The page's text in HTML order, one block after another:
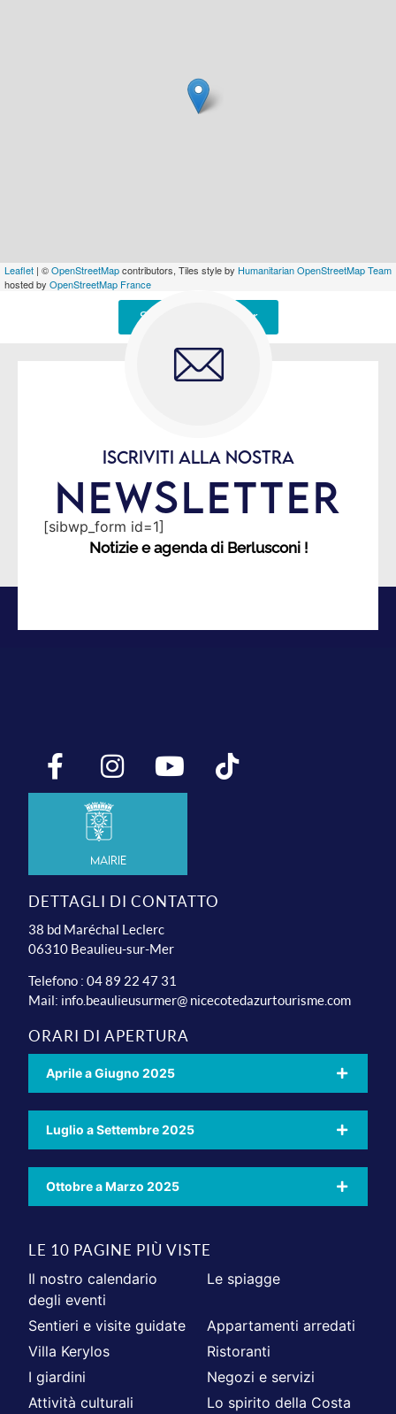
Leaflet | ©OpenStreetMapcontributors, Tiles style by Humanitarian OpenStreetMap Team
hosted by OpenStreetMap France
Signaler une erreur
ISCRIVITI ALLA NOSTRA
NEWSLETTER
[sibwp_form id=1]
Notizie e agenda di Berlusconi !
Mairie
DETTAGLI DI CONTATTO
38 bd Maréchal Leclerc
06310 Beaulieu-sur-Mer
Telefono : 04 89 22 47 31
Mail: info.beaulieusurmer@ nicecotedazurtourisme.com
ORARI DI APERTURA
Aprile a Giugno 2025
Luglio a Settembre 2025
Ottobre a Marzo 2025
LE 10 PAGINE PIÙ VISTE
Il nostro calendario
degli eventi
Le spiagge
Sentieri e visite guidate
Appartamenti arredati
Villa Kerylos
Ristoranti
I giardini
Negozi e servizi
Attività culturali
Lo spirito della Costa